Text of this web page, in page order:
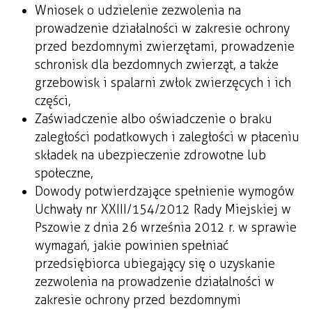
Wniosek o udzielenie zezwolenia na
prowadzenie działalności w zakresie ochrony
przed bezdomnymi zwierzętami, prowadzenie
schronisk dla bezdomnych zwierząt, a także
grzebowisk i spalarni zwłok zwierzęcych i ich
części,
Zaświadczenie albo oświadczenie o braku
zaległości podatkowych i zaległości w płaceniu
składek na ubezpieczenie zdrowotne lub
społeczne,
Dowody potwierdzające spełnienie wymogów
Uchwały nr XXIII/154/2012 Rady Miejskiej w
Pszowie z dnia 26 września 2012 r. w sprawie
wymagań, jakie powinien spełniać
przedsiębiorca ubiegający się o uzyskanie
zezwolenia na prowadzenie działalności w
zakresie ochrony przed bezdomnymi